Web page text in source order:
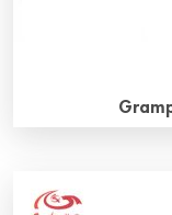
de aço inoxidável